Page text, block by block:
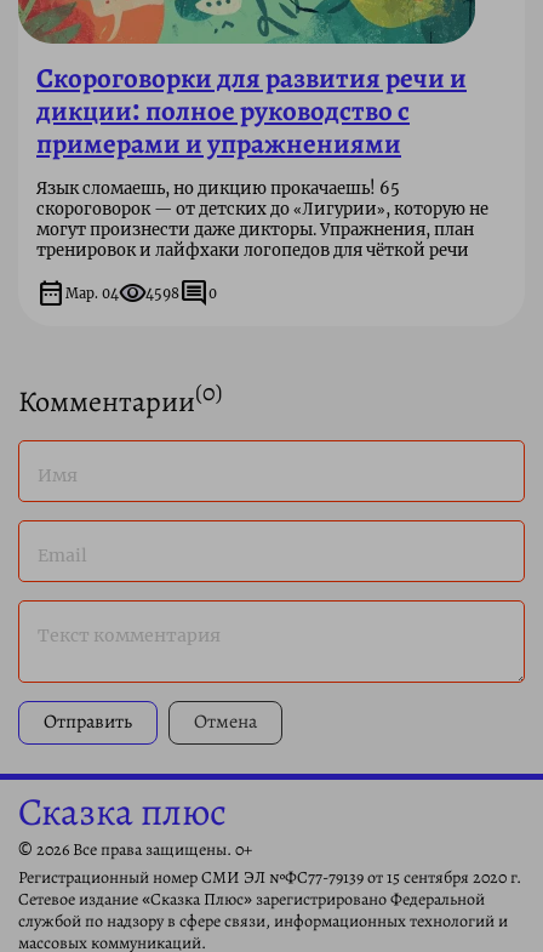
Скороговорки для развития речи и
дикции: полное руководство с
примерами и упражнениями
Язык сломаешь, но дикцию прокачаешь! 65
скороговорок — от детских до «Лигурии», которую не
могут произнести даже дикторы. Упражнения, план
тренировок и лайфхаки логопедов для чёткой речи
date_range Мар. 04visibility4598comment 0
Комментарии(0)
Имя
Email
Текст комментария
Отправить Отмена
Сказка плюс
© 2026 Все права защищены. 0+
Регистрационный номер СМИ ЭЛ №ФС77-79139 от 15 сентября 2020 г.
Сетевое издание «Сказка Плюс» зарегистрировано Федеральной
службой по надзору в сфере связи, информационных технологий и
массовых коммуникаций.